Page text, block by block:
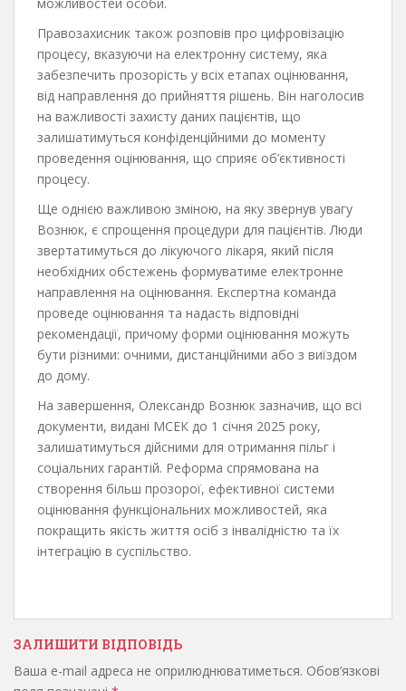
Правозахисник також розповів про цифровізацію
процесу, вказуючи на електронну систему, яка
забезпечить прозорість у всіх етапах оцінювання,
від направлення до прийняття рішень. Він наголосив
на важливості захисту даних пацієнтів, що
залишатимуться конфіденційними до моменту
проведення оцінювання, що сприяє об’єктивності
процесу.
Ще однією важливою зміною, на яку звернув увагу
Вознюк, є спрощення процедури для пацієнтів. Люди
звертатимуться до лікуючого лікаря, який після
необхідних обстежень формуватиме електронне
направлення на оцінювання. Експертна команда
проведе оцінювання та надасть відповідні
рекомендації, причому форми оцінювання можуть
бути різними: очними, дистанційними або з виїздом
до дому.
На завершення, Олександр Вознюк зазначив, що всі
документи, видані МСЕК до 1 січня 2025 року,
залишатимуться дійсними для отримання пільг і
соціальних гарантій. Реформа спрямована на
створення більш прозорої, ефективної системи
оцінювання функціональних можливостей, яка
покращить якість життя осіб з інвалідністю та їх
інтеграцію в суспільство.
ЗАЛИШИТИ ВІДПОВІДЬ
Ваша e-mail адреса не оприлюднюватиметься. Обов’язкові